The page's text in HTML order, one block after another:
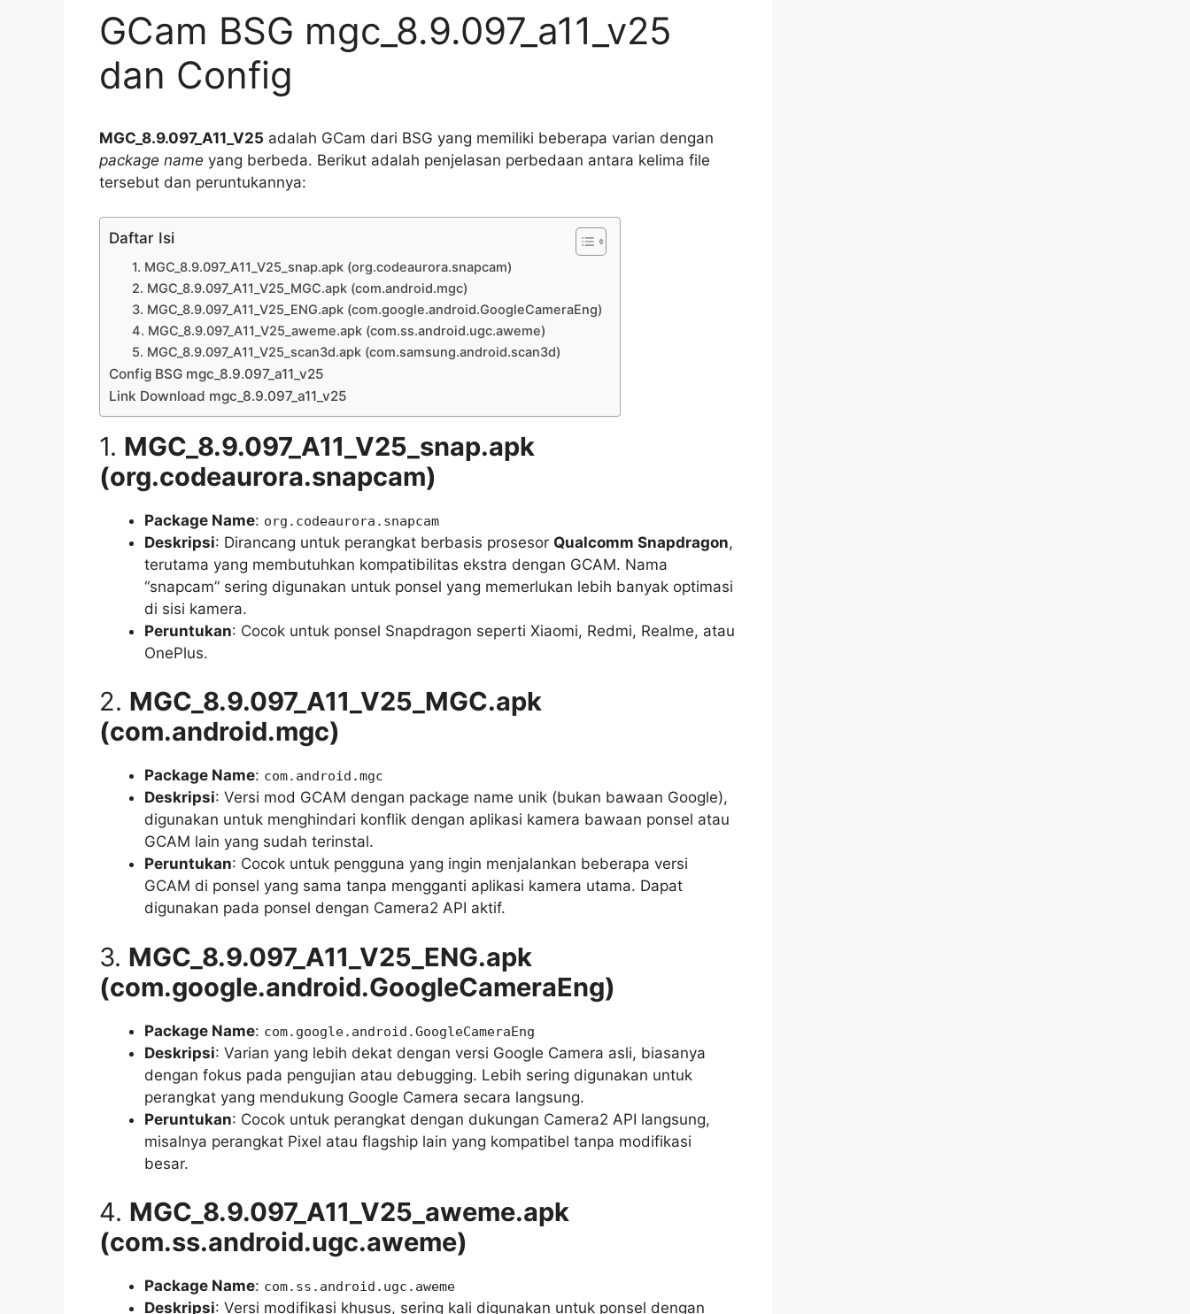
GCam BSG mgc_8.9.097_a11_v25
dan Config
MGC_8.9.097_A11_V25 adalah GCam dari BSG yang memiliki beberapa varian dengan
package name yang berbeda. Berikut adalah penjelasan perbedaan antara kelima file
tersebut dan peruntukannya:
Daftar Isi
1. MGC_8.9.097_A11_V25_snap.apk (org.codeaurora.snapcam)
2. MGC_8.9.097_A11_V25_MGC.apk (com.android.mgc)
3. MGC_8.9.097_A11_V25_ENG.apk (com.google.android.GoogleCameraEng)
4. MGC_8.9.097_A11_V25_aweme.apk (com.ss.android.ugc.aweme)
5. MGC_8.9.097_A11_V25_scan3d.apk (com.samsung.android.scan3d)
Config BSG mgc_8.9.097_a11_v25
Link Download mgc_8.9.097_a11_v25
1. MGC_8.9.097_A11_V25_snap.apk
(org.codeaurora.snapcam)
Package Name: org.codeaurora.snapcam
Deskripsi: Dirancang untuk perangkat berbasis prosesor Qualcomm Snapdragon,
terutama yang membutuhkan kompatibilitas ekstra dengan GCAM. Nama
“snapcam” sering digunakan untuk ponsel yang memerlukan lebih banyak optimasi
di sisi kamera.
Peruntukan: Cocok untuk ponsel Snapdragon seperti Xiaomi, Redmi, Realme, atau
OnePlus.
2. MGC_8.9.097_A11_V25_MGC.apk
(com.android.mgc)
Package Name: com.android.mgc
Deskripsi: Versi mod GCAM dengan package name unik (bukan bawaan Google),
digunakan untuk menghindari konflik dengan aplikasi kamera bawaan ponsel atau
GCAM lain yang sudah terinstal.
Peruntukan: Cocok untuk pengguna yang ingin menjalankan beberapa versi
GCAM di ponsel yang sama tanpa mengganti aplikasi kamera utama. Dapat
digunakan pada ponsel dengan Camera2 API aktif.
3. MGC_8.9.097_A11_V25_ENG.apk
(com.google.android.GoogleCameraEng)
Package Name: com.google.android.GoogleCameraEng
Deskripsi: Varian yang lebih dekat dengan versi Google Camera asli, biasanya
dengan fokus pada pengujian atau debugging. Lebih sering digunakan untuk
perangkat yang mendukung Google Camera secara langsung.
Peruntukan: Cocok untuk perangkat dengan dukungan Camera2 API langsung,
misalnya perangkat Pixel atau flagship lain yang kompatibel tanpa modifikasi
besar.
4. MGC_8.9.097_A11_V25_aweme.apk
(com.ss.android.ugc.aweme)
Package Name: com.ss.android.ugc.aweme
Deskripsi: Versi modifikasi khusus, sering kali digunakan untuk ponsel dengan